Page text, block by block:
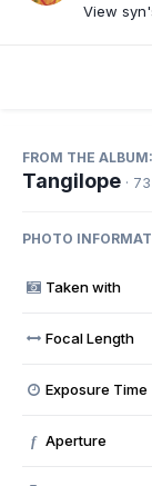
View
FROM THE ALBUM:
Tangilope ·
PHOTO
Taken with
Focal Length
Exposure Time
f Aperture